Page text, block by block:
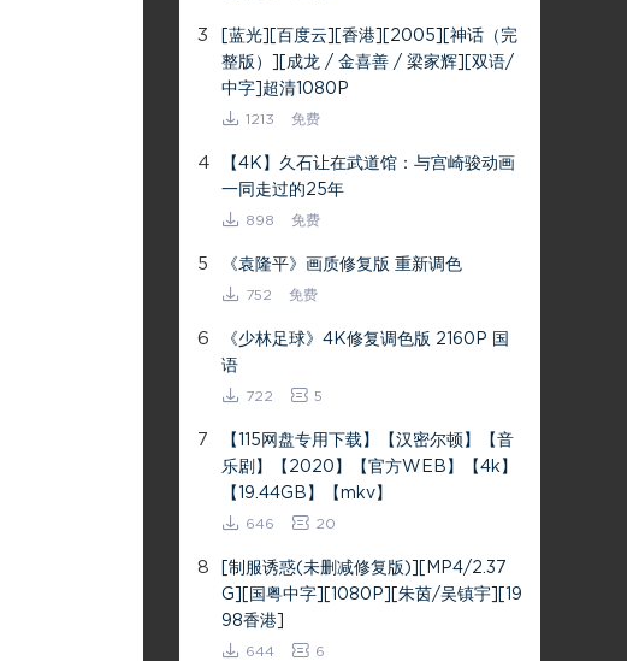
3
[蓝光][百度云][香港][2005][神话（完
整版）][成龙 / 金喜善 / 梁家辉][双语/
中字]超清1080P
1213 免费
4
【4K】久石让在武道馆：与宫崎骏动画
一同走过的25年
898 免费
5 《袁隆平》画质修复版 重新调色
752 免费
6
《少林足球》4K修复调色版 2160P 国
语
722 5
7
【115网盘专用下载】【汉密尔顿】【音
乐剧】【2020】【官方WEB】【4k】
【19.44GB】【mkv】
646 20
8
[制服诱惑(未删减修复版)][MP4/2.37
G][国粤中字][1080P][朱茵/吴镇宇][19
98香港]
644 6